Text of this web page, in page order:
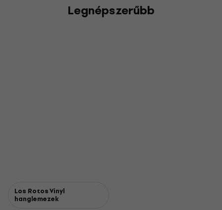
Legnépszerűbb
Los Rotos Vinyl
hanglemezek